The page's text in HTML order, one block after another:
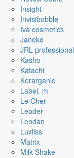
Insight
Invisibobble
Iva cosmetics
Janeke
JRL professional
Kasho
Katachi
Kerarganic
Label. m
Le Cher
Leader
Lendan
Luxliss
Matrix
Milk Shake